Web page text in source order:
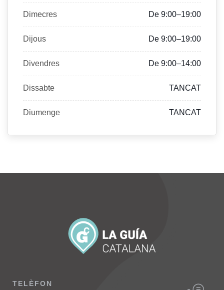
Dimecres De 9:00–19:00
Dijous De 9:00–19:00
Divendres De 9:00–14:00
Dissabte TANCAT
Diumenge TANCAT
TELÈFON